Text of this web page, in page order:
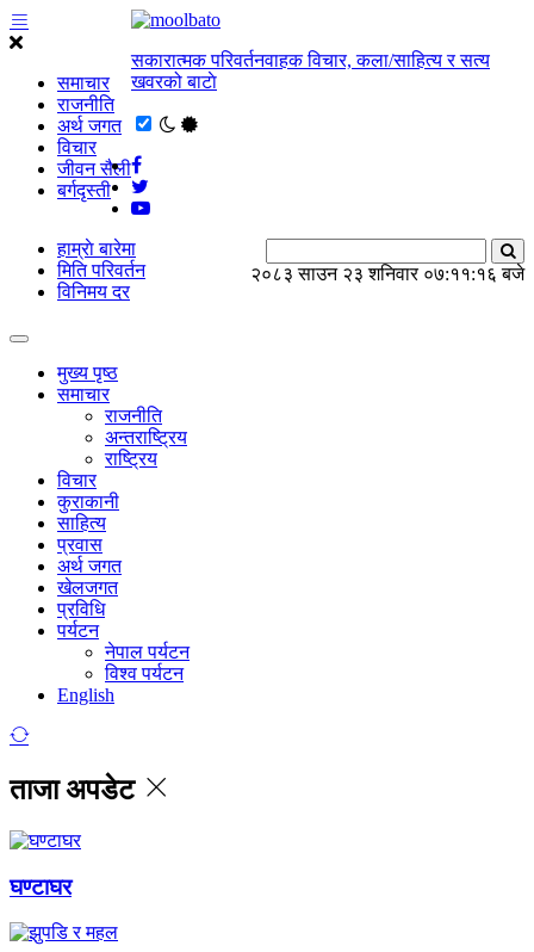
समाचार
राजनीति
अर्थ जगत
विचार
जीवन सैली
बर्गदृस्ती
सकारात्मक परिवर्तनवाहक विचार, कला/साहित्य र सत्य
खवरको बाटाे
२०८३ साउन २३ शनिवार ०७:११:१६ बजे
हाम्राे बारेमा
मिति परिवर्तन
विनिमय दर
मुख्य पृष्ठ
समाचार
राजनीति
अन्तराष्ट्रिय
राष्ट्रिय
विचार
कुराकानी
साहित्य
प्रवास
अर्थ जगत
खेलजगत
प्रविधि
पर्यटन
नेपाल पर्यटन
विश्व पर्यटन
English
ताजा अपडेट
घण्टाघर